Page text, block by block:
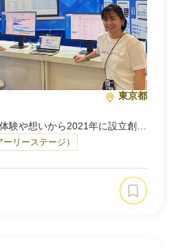
東京都
験や想いから2021年に設立創業
社や土木会社を経営する建設が
期を過ごした経験から人々の暮
レガシー産業とも言われる建設
少しでも良い未来に近づけるた
リーステージ）